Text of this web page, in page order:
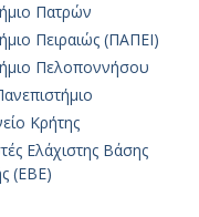
Πατρών
Πειραιώς (ΠΑΠΕΙ)
Πελοποννήσου
Κρήτης
Ελάχιστης Βάσης
(ΕΒΕ)